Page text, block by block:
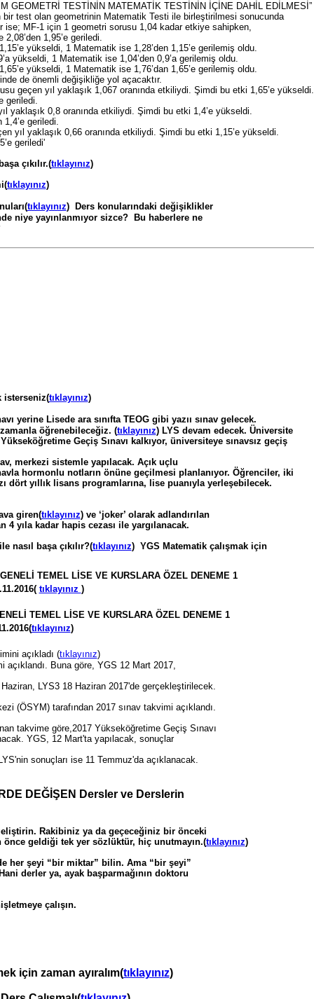
GEOMETRİ TESTİNİN MATEMATİK TESTİNİN İÇİNE DAHİL EDİLMESİ”
bir test olan geometrinin Matematik Testi ile birleştirilmesi sonucunda
ise; MF-1 için 1 geometri sorusu 1,04 kadar etkiye sahipken,
1,95’e geriledi.
yükseldi, 1 Matematik ise 1,28’den 1,15’e gerilemiş oldu.
yükseldi, 1 Matematik ise 1,04’den 0,9’a gerilemiş oldu.
yükseldi, 1 Matematik ise 1,76’dan 1,65’e gerilemiş oldu.
de önemli değişikliğe yol açacaktır.
geçen yıl yaklaşık 1,067 oranında etkiliydi. Şimdi bu etki 1,65’e yükseldi.
geriledi.
yaklaşık 0,8 oranında etkiliydi. Şimdi bu etki 1,4’e yükseldi.
geriledi.
yıl yaklaşık 0,66 oranında etkiliydi. Şimdi bu etki 1,15’e yükseldi.
geriledi'
çıkılır.(tıklayınız)
tıklayınız)
tıklayınız) Ders konularındaki değişiklikler
yayınlanmıyor sizce? Bu haberlere ne
isterseniz(tıklayınız)
yerine Lisede ara sınıfta TEOG gibi yazıı sınav gelecek.
öğrenebileceğiz. (tıklayınız) LYS devam edecek. Üniversite
Geçiş Sınavı kalkıyor, üniversiteye sınavsız geçiş
merkezi sistemle yapılacak. Açık uçlu
hormonlu notların önüne geçilmesi planlanıyor. Öğrenciler, iki
dört yıllık lisans programlarına, lise puanıyla yerleşebilecek.
giren(tıklayınız) ve ‘joker’ olarak adlandırılan
yıla kadar hapis cezası ile yargılanacak.
nasıl başa çıkılır?(tıklayınız) YGS Matematik çalışmak için
TEMEL LİSE VE KURSLARA ÖZEL DENEME 1
tıklayınız )
TEMEL LİSE VE KURSLARA ÖZEL DENEME 1
tıklayınız)
açıkladı (tıklayınız)
açıklandı. Buna göre, YGS 12 Mart 2017,
LYS3 18 Haziran 2017'de gerçekleştirilecek.
(ÖSYM) tarafından 2017 sınav takvimi açıklandı.
takvime göre,2017 Yükseköğretime Geçiş Sınavı
YGS, 12 Mart'ta yapılacak, sonuçlar
sonuçları ise 11 Temmuz'da açıklanacak.
DEĞİŞEN Dersler ve Derslerin
Rakibiniz ya da geçeceğiniz bir önceki
önce geldiği tek yer sözlüktür, hiç unutmayın.(tıklayınız)
her şeyi “bir miktar” bilin. Ama “bir şeyi”
derler ya, ayak başparmağının doktoru
çalışın.
için zaman ayıralım(tıklayınız)